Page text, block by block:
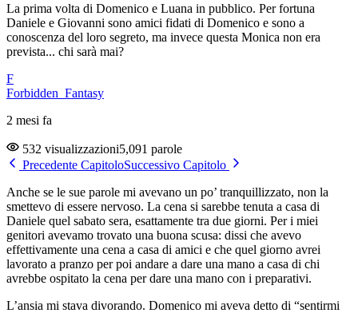
La prima volta di Domenico e Luana in pubblico. Per fortuna
Daniele e Giovanni sono amici fidati di Domenico e sono a
conoscenza del loro segreto, ma invece questa Monica non era
prevista... chi sarà mai?
F
Forbidden_Fantasy
2 mesi fa
532 visualizzazioni5,091 parole
Precedente CapitoloSuccessivo Capitolo
Anche se le sue parole mi avevano un po’ tranquillizzato, non la
smettevo di essere nervoso. La cena si sarebbe tenuta a casa di
Daniele quel sabato sera, esattamente tra due giorni. Per i miei
genitori avevamo trovato una buona scusa: dissi che avevo
effettivamente una cena a casa di amici e che quel giorno avrei
lavorato a pranzo per poi andare a dare una mano a casa di chi
avrebbe ospitato la cena per dare una mano con i preparativi.
L’ansia mi stava divorando. Domenico mi aveva detto di “sentirmi